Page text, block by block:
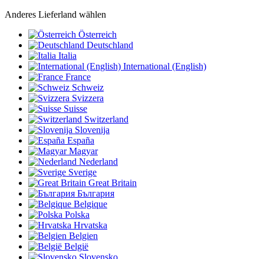
Anderes Lieferland wählen
Österreich
Deutschland
Italia
International (English)
France
Schweiz
Svizzera
Suisse
Switzerland
Slovenija
España
Magyar
Nederland
Sverige
Great Britain
България
Belgique
Polska
Hrvatska
Belgien
België
Slovensko